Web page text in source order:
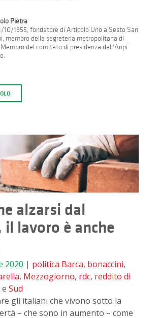
Pietra
10/1955, fondatore di Articolo Uno a Sesto San
membro della segreteria metropolitana di
del comitato di presidenza dell'Anpi
alzarsi dal
lavoro è anche
2020 | politica Barca, bonaccini,
, Mezzogiorno, rdc, reddito di
e Sud
gli italiani che vivono sotto la
– che sono in aumento – come